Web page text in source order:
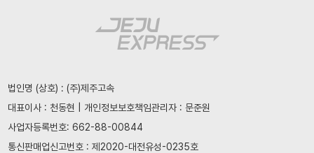
법인명 (상호) : (주)제주고속
대표이사 : 천동현 | 개인정보보호책임관리자 : 문준원
사업자등록번호: 662-88-00844
통신판매업신고번호 : 제2020-대전유성-0235호